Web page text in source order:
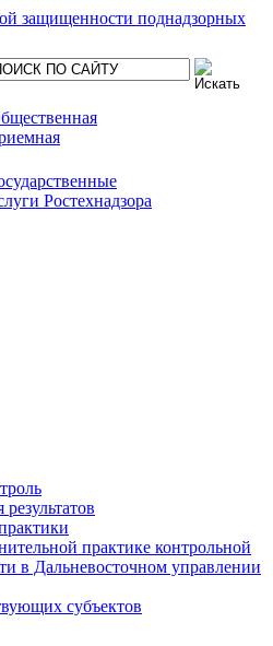
защищенности поднадзорных
Ростехнадзора
практике контрольной
в Дальневосточном управлении
субъектов